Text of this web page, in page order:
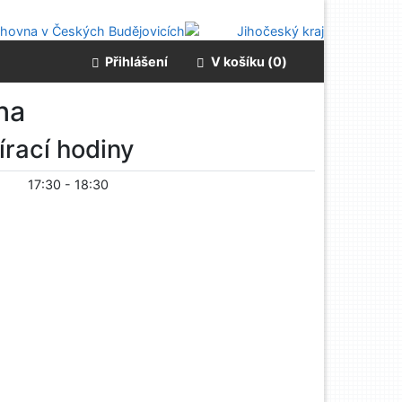
Přihlášení V košíku (0)
hodiny
17:30 - 18:30